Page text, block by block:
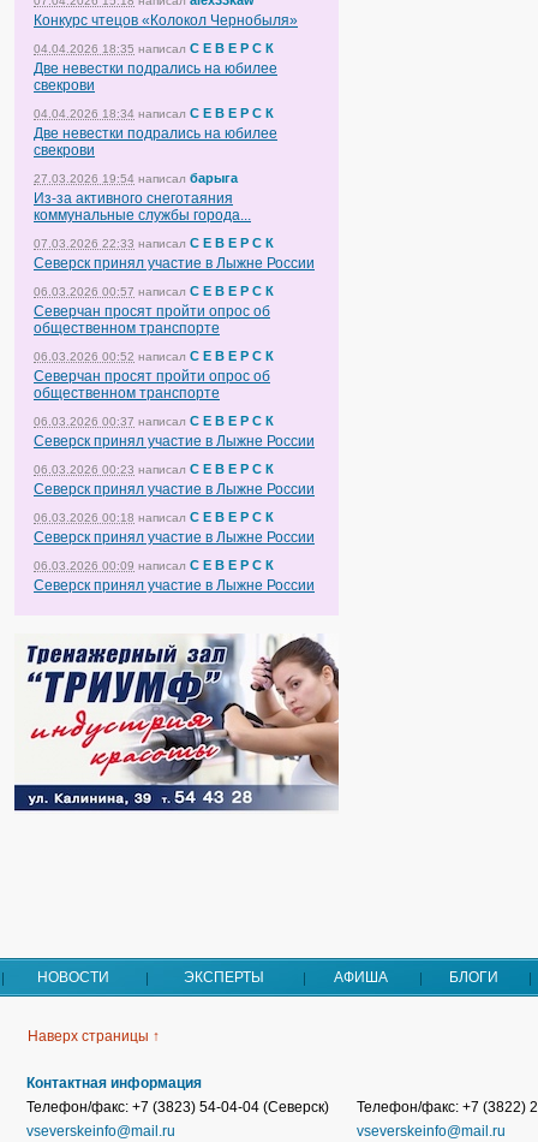
Конкурс чтецов «Колокол Чернобыля»
04.04.2026 18:35 написал С Е В Е Р С К
Две невестки подрались на юбилее
свекрови
04.04.2026 18:34 написал С Е В Е Р С К
Две невестки подрались на юбилее
свекрови
27.03.2026 19:54 написал барыга
Из-за активного снеготаяния
коммунальные службы города...
07.03.2026 22:33 написал С Е В Е Р С К
Северск принял участие в Лыжне России
06.03.2026 00:57 написал С Е В Е Р С К
Северчан просят пройти опрос об
общественном транспорте
06.03.2026 00:52 написал С Е В Е Р С К
Северчан просят пройти опрос об
общественном транспорте
06.03.2026 00:37 написал С Е В Е Р С К
Северск принял участие в Лыжне России
06.03.2026 00:23 написал С Е В Е Р С К
Северск принял участие в Лыжне России
06.03.2026 00:18 написал С Е В Е Р С К
Северск принял участие в Лыжне России
06.03.2026 00:09 написал С Е В Е Р С К
Северск принял участие в Лыжне России
НОВОСТИ ЭКСПЕРТЫ АФИША БЛОГИ
Наверх страницы ↑
Контактная информация
Телефон/факс: +7 (3823) 54-04-04 (Северск)
vseverskeinfo@mail.ru
Телефон/факс: +7 (3822)
vseverskeinfo@mail.ru